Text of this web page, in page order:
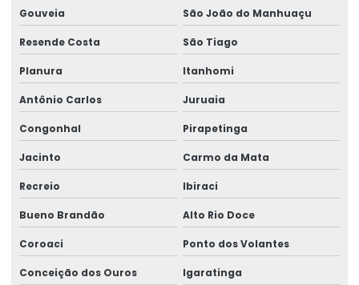
Gouveia São João do Manhuaçu
Resende Costa São Tiago
Planura Itanhomi
Antônio Carlos Juruaia
Congonhal Pirapetinga
Jacinto Carmo da Mata
Recreio Ibiraci
Bueno Brandão Alto Rio Doce
Coroaci Ponto dos Volantes
Conceição dos Ouros Igaratinga